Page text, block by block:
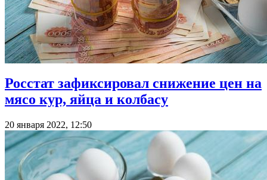
Росстат зафиксировал снижение цен на
мясо кур, яйца и колбасу
20 января 2022, 12:50